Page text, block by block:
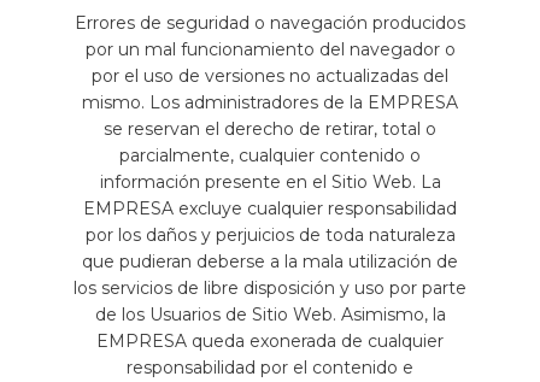
Errores de seguridad o navegación producidos
por un mal funcionamiento del navegador o
por el uso de versiones no actualizadas del
mismo. Los administradores de la EMPRESA
se reservan el derecho de retirar, total o
parcialmente, cualquier contenido o
información presente en el Sitio Web. La
EMPRESA excluye cualquier responsabilidad
por los daños y perjuicios de toda naturaleza
que pudieran deberse a la mala utilización de
los servicios de libre disposición y uso por parte
de los Usuarios de Sitio Web. Asimismo, la
EMPRESA queda exonerada de cualquier
responsabilidad por el contenido e